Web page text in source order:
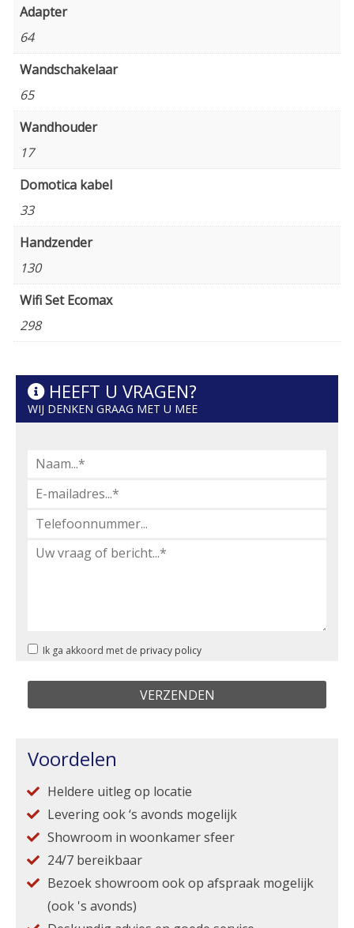
Adapter
64
Wandschakelaar
65
Wandhouder
17
Domotica kabel
33
Handzender
130
Wifi Set Ecomax
298
HEEFT U VRAGEN?
WIJ DENKEN GRAAG MET U MEE
Ik ga akkoord met de privacy policy
Voordelen
Heldere uitleg op locatie
Levering ook ‘s avonds mogelijk
Showroom in woonkamer sfeer
24/7 bereikbaar
Bezoek showroom ook op afspraak mogelijk
(ook 's avonds)